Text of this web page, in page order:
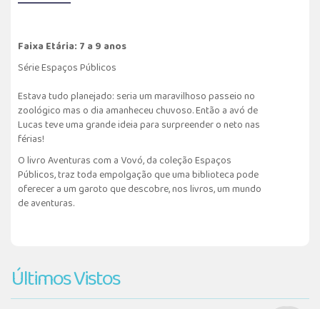
Faixa Etária: 7 a 9 anos
Série Espaços Públicos
Estava tudo planejado: seria um maravilhoso passeio no
zoológico mas o dia amanheceu chuvoso. Então a avó de
Lucas teve uma grande ideia para surpreender o neto nas
férias!
O livro Aventuras com a Vovó, da coleção Espaços
Públicos, traz toda empolgação que uma biblioteca pode
oferecer a um garoto que descobre, nos livros, um mundo
de aventuras.
Últimos Vistos